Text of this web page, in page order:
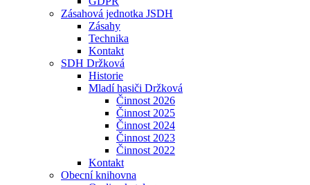
Zásahová jednotka JSDH
Zásahy
Technika
Kontakt
SDH Držková
Historie
Mladí hasiči Držková
Činnost 2026
Činnost 2025
Činnost 2024
Činnost 2023
Činnost 2022
Kontakt
Obecní knihovna